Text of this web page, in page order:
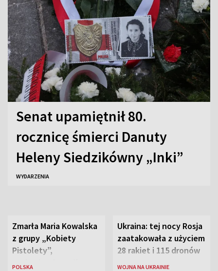
Senat upamiętnił 80.
rocznicę śmierci Danuty
Heleny Siedzikówny „Inki”
WYDARZENIA
Zmarła Maria Kowalska
z grupy „Kobiety
Pistolety”,
sanitariuszka pułku
POLSKA
Ukraina: tej nocy Rosja
zaatakowała z użyciem
28 rakiet i 115 dronów
WOJNA NA UKRAINIE